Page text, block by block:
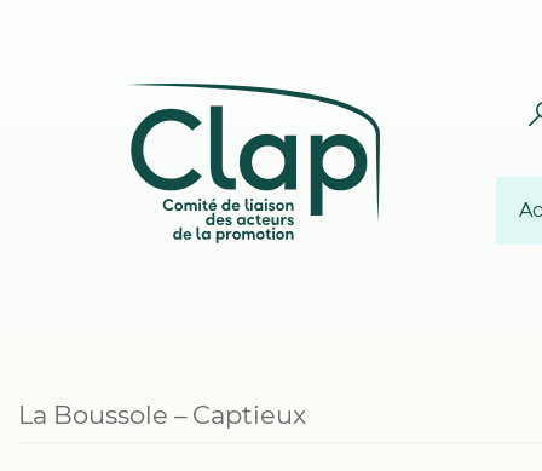
La Boussole – Captieux